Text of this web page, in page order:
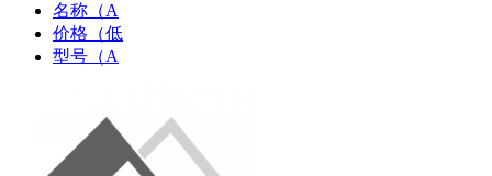
名称（A
价格（低
型号（A